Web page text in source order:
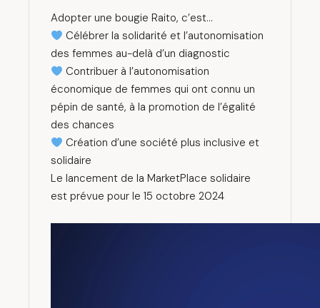
Adopter une bougie Raito, c’est…
Célébrer la solidarité et l’autonomisation
des femmes au-delà d’un diagnostic
Contribuer à l’autonomisation
économique de femmes qui ont connu un
pépin de santé, à la promotion de l’égalité
des chances
Création d’une société plus inclusive et
solidaire
Le lancement de la MarketPlace solidaire
est prévue pour le 15 octobre 2024